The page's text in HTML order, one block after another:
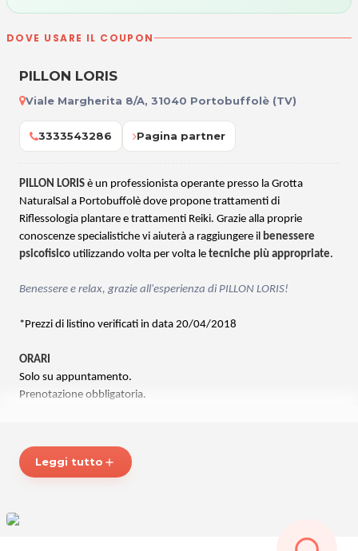
DOVE USARE IL COUPON
PILLON LORIS
Viale Margherita 8/A, 31040 Portobuffolè (TV)
3333543286 Pagina partner
PILLON LORIS è un professionista operante presso la Grotta
NaturalSal a Portobuffolè dove propone trattamenti di
Riflessologia plantare e trattamenti Reiki. Grazie alla proprie
conoscenze specialistiche vi aiuterà a raggiungere il benessere
psicofisico utilizzando volta per volta le tecniche più appropriate.
Benessere e relax, grazie all'esperienza di PILLON LORIS!
*Prezzi di listino verificati in data 20/04/2018
ORARI
Solo su appuntamento.
Prenotazione obbligatoria.
c/o Grotta di Sale NATURAL SAL
Viale Margherita 8/A
Leggi tutto add